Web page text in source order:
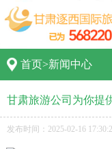
首页>新闻中心
甘肃旅游公司为你提
发布时间：2025-02-16